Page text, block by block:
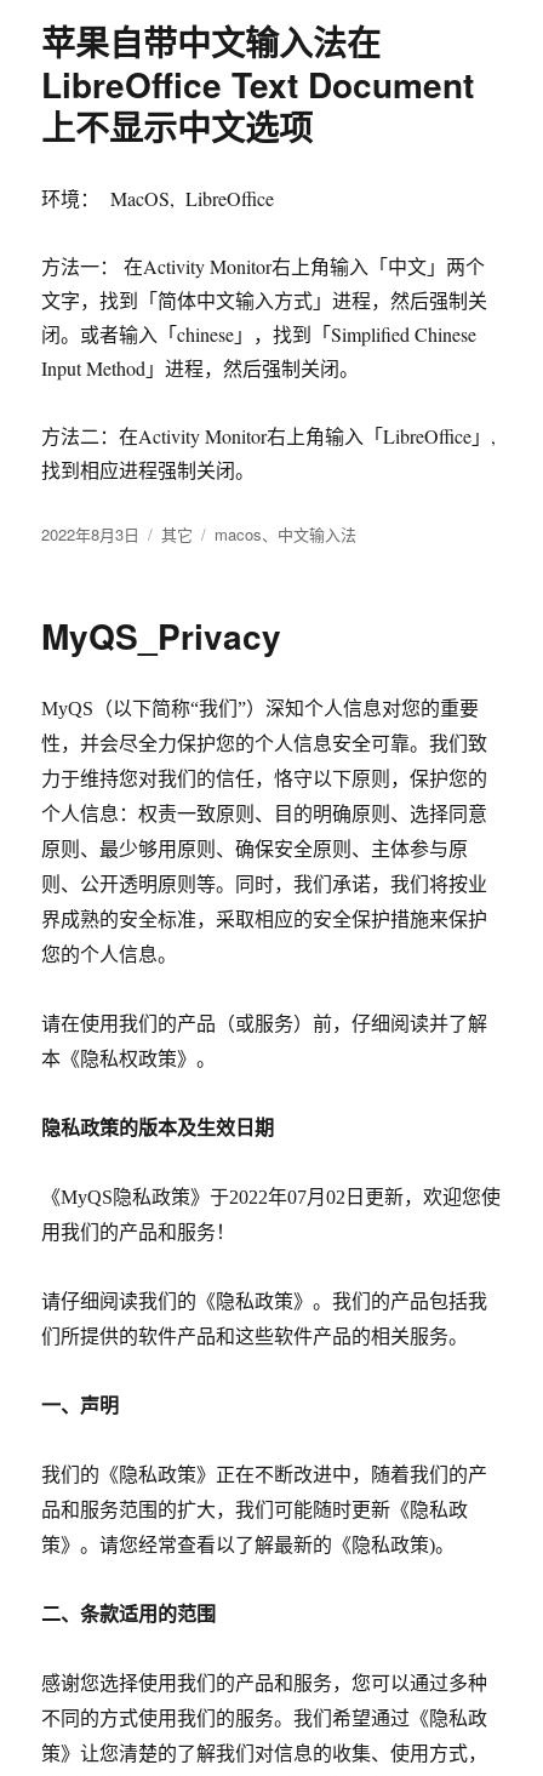
苹果自带中文输入法在
LibreOffice Text Document
上不显示中文选项
环境： MacOS, LibreOffice
方法一： 在Activity Monitor右上角输入「中文」两个
文字，找到「简体中文输入方式」进程，然后强制关
闭。或者输入「chinese」，找到「Simplified Chinese
Input Method」进程，然后强制关闭。
方法二：在Activity Monitor右上角输入「LibreOffice」,
找到相应进程强制关闭。
发
2022年8月3日
分
其它
标
macos、 中文输入法
MyQS_Privacy
MyQS （以下简称“我们”）深知个人信息对您的重要
性，并会尽全力保护您的个人信息安全可靠。我们致
力于维持您对我们的信任，恪守以下原则，保护您的
个人信息：权责一致原则、目的明确原则、选择同意
原则、最少够用原则、确保安全原则、主体参与原
则、公开透明原则等。同时，我们承诺，我们将按业
界成熟的安全标准，采取相应的安全保护措施来保护
您的个人信息。
请在使用我们的产品（或服务）前，仔细阅读并了解
本《隐私权政策》。
隐私政策的版本及生效日期
《MyQS 隐私政策》于2022年07月02 日更新，欢迎您使
用我们的产品和服务！
请仔细阋读我们的《隐私政策》。我们的产品包括我
们所提供的软件产品和这些软件产品的相关服务。
一、声明
我们的《隐私政策》正在不断改进中，随着我们的产
品和服务范围的扩大，我们可能随时更新《隐私政
策》。请您经常查看以了解最新的《隐私政策)。
二、条款适用的范围
感谢您选择使用我们的产品和服务，您可以通过多种
不同的方式使用我们的服务。我们希望通过《隐私政
策》让您清楚的了解我们对信息的收集、使用方式，